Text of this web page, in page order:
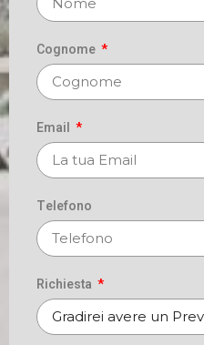
Cognome
Email
Telefono
Richiesta